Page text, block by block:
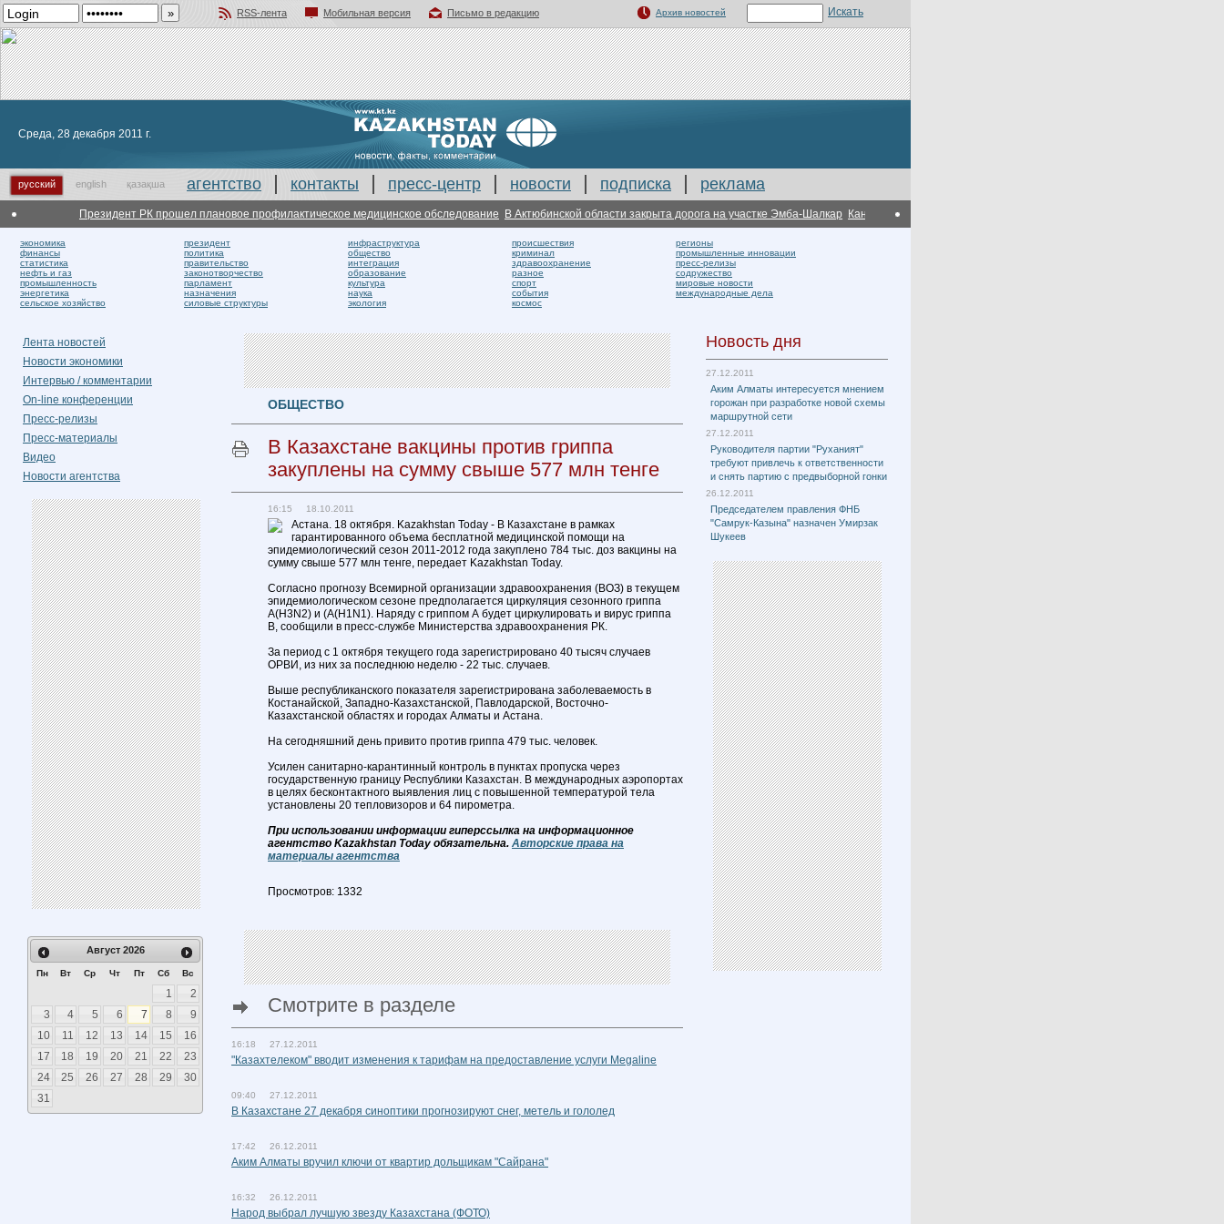
RSS-лента Мобильная версия
Письмо в редакцию
Архив новостей
Среда, 28 декабря 2011 г.
русский english қазақша агентство контакты пресс-центр новости подписка реклама
Президент РК прошел плановое профилактическое медицинское обследование В Актюбинской области закрыта дорога на участке Эмба-Шалкар Канадская компания Altius Holdings Inc. получила прибыль 8,5 млрд. тенге
экономика
финансы
статистика
нефть и газ
промышленность
энергетика
сельское хозяйство
президент
политика
правительство
законотворчество
парламент
назначения
силовые структуры
инфраструктура
общество
интеграция
образование
культура
наука
экология
происшествия
криминал
здравоохранение
разное
спорт
события
космос
регионы
промышленные инновации
пресс-релизы
содружество
мировые новости
международные дела
Лента новостей
Новости экономики
Интервью / комментарии
On-line конференции
Пресс-релизы
Пресс-материалы
Видео
Новости агентства
Август 2026
Пн Вт Ср Чт Пт Сб Вс
1
2
3
4 5 6 7 8
9
10
11 12 13 14 15
16
17
18 19 20 21 22
23
24
25 26 27 28 29
30
31
ОБЩЕСТВО
В Казахстане вакцины против гриппа
закуплены на сумму свыше 577 млн тенге
16:15 18.10.2011
Астана. 18 октября. Kazakhstan Today - В Казахстане в рамках
гарантированного объема бесплатной медицинской помощи на
эпидемиологический сезон 2011-2012 года закуплено 784 тыс. доз вакцины на
сумму свыше 577 млн тенге, передает Kazakhstan Today.
Согласно прогнозу Всемирной организации здравоохранения (ВОЗ) в текущем
эпидемиологическом сезоне предполагается циркуляция сезонного гриппа
A(H3N2) и (А(H1N1). Наряду с гриппом А будет циркулировать и вирус гриппа
В, сообщили в пресс-службе Министерства здравоохранения РК.
За период с 1 октября текущего года зарегистрировано 40 тысяч случаев
ОРВИ, из них за последнюю неделю - 22 тыс. случаев.
Выше республиканского показателя зарегистрирована заболеваемость в
Костанайской, Западно-Казахстанской, Павлодарской, Восточно-
Казахстанской областях и городах Алматы и Астана.
На сегодняшний день привито против гриппа 479 тыс. человек.
Усилен санитарно-карантинный контроль в пунктах пропуска через
государственную границу Республики Казахстан. В международных аэропортах
в целях бесконтактного выявления лиц с повышенной температурой тела
установлены 20 тепловизоров и 64 пирометра.
При использовании информации гиперссылка на информационное
агентство Kazakhstan Today обязательна. Авторские права на
материалы агентства
Просмотров: 1332
Смотрите в разделе
16:18 27.12.2011
"Казахтелеком" вводит изменения к тарифам на предоставление услуги Megaline
09:40 27.12.2011
В Казахстане 27 декабря синоптики прогнозируют снег, метель и гололед
17:42 26.12.2011
Аким Алматы вручил ключи от квартир дольщикам "Сайрана"
16:32 26.12.2011
Народ выбрал лучшую звезду Казахстана (ФОТО)
Новость дня
27.12.2011
Аким Алматы интересуется мнением
горожан при разработке новой схемы
маршрутной сети
27.12.2011
Руководителя партии "Руханият"
требуют привлечь к ответственности
и снять партию с предвыборной гонки
26.12.2011
Председателем правления ФНБ
"Самрук-Казына" назначен Умирзак
Шукеев